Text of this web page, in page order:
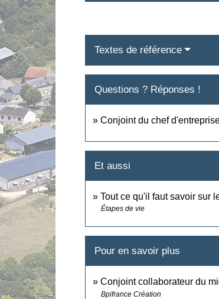
Textes de référence
Questions ? Réponses !
Conjoint du chef
Et aussi
Tout ce qu'il faut savoir sur
Étapes de vie
Pour en savoir plus
Conjoint collaborateur du
Bpifrance Création